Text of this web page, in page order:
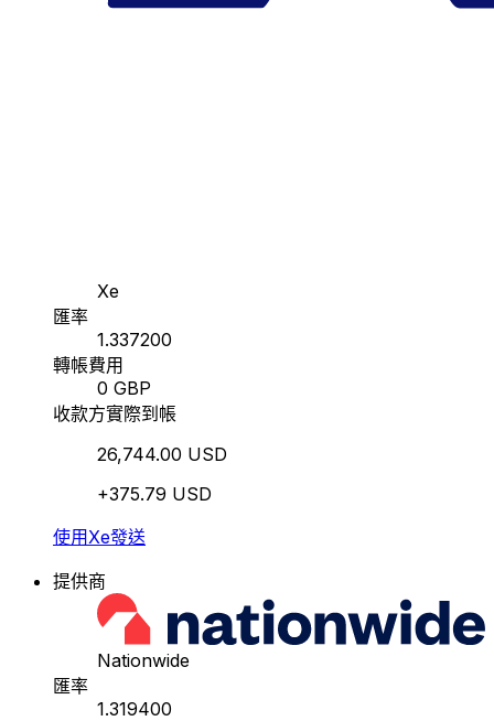
Xe
匯率
1.337200
轉帳費用
0 GBP
收款方實際到帳
26,744.00 USD
+375.79 USD
使用Xe發送
提供商
Nationwide
匯率
1.319400